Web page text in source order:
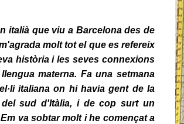
italià que viu a Barcelona des de
molt tot el que es refereix
història i les seves connexions
materna. Fa una setmana
italiana on hi havia gent de la
del sud d'Itàlia, i de cop surt un
va sobtar molt i he començat a